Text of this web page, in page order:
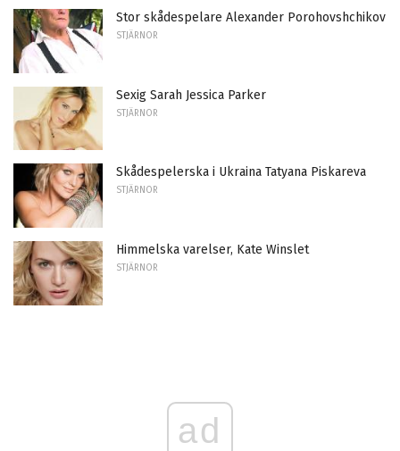
Stor skådespelare Alexander Porohovshchikov
STJÄRNOR
Sexig Sarah Jessica Parker
STJÄRNOR
Skådespelerska i Ukraina Tatyana Piskareva
STJÄRNOR
Himmelska varelser, Kate Winslet
STJÄRNOR
ad